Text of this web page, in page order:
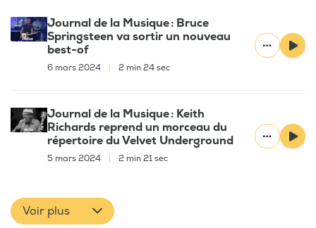
Journal de la Musique : Bruce
Springsteen va sortir un nouveau
best-of
6 mars 2024 2 min 24 sec
Journal de la Musique : Keith
Richards reprend un morceau du
répertoire du Velvet Underground
5 mars 2024 2 min 21 sec
Voir plus